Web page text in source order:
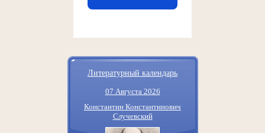
Литературный календарь
07 Августа 2026
Константин Константинович
Случевский